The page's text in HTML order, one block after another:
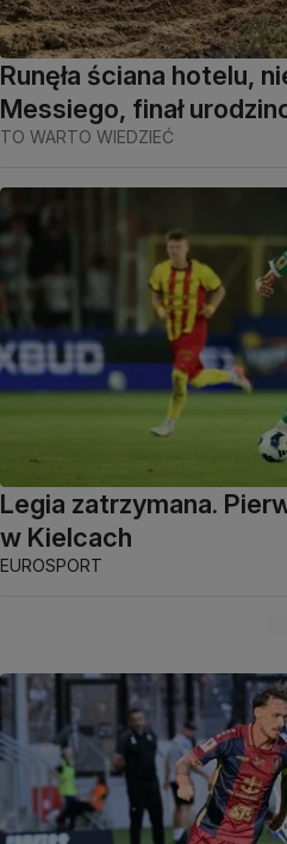
Runęła ściana hotelu,
Messiego, finał
TO WARTO WIEDZIEĆ
Legia zatrzymana.
w Kielcach
EUROSPORT